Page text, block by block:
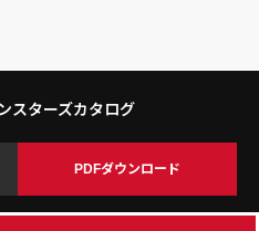
スターズカタログ
PDFダウンロード